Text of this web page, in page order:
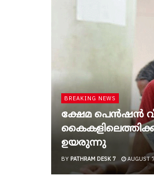
BREAKING NEWS
ക്ഷേമ പെൻഷൻ
ഉയരുന്നു
BY PATHRAM DESK 7 AUGUST